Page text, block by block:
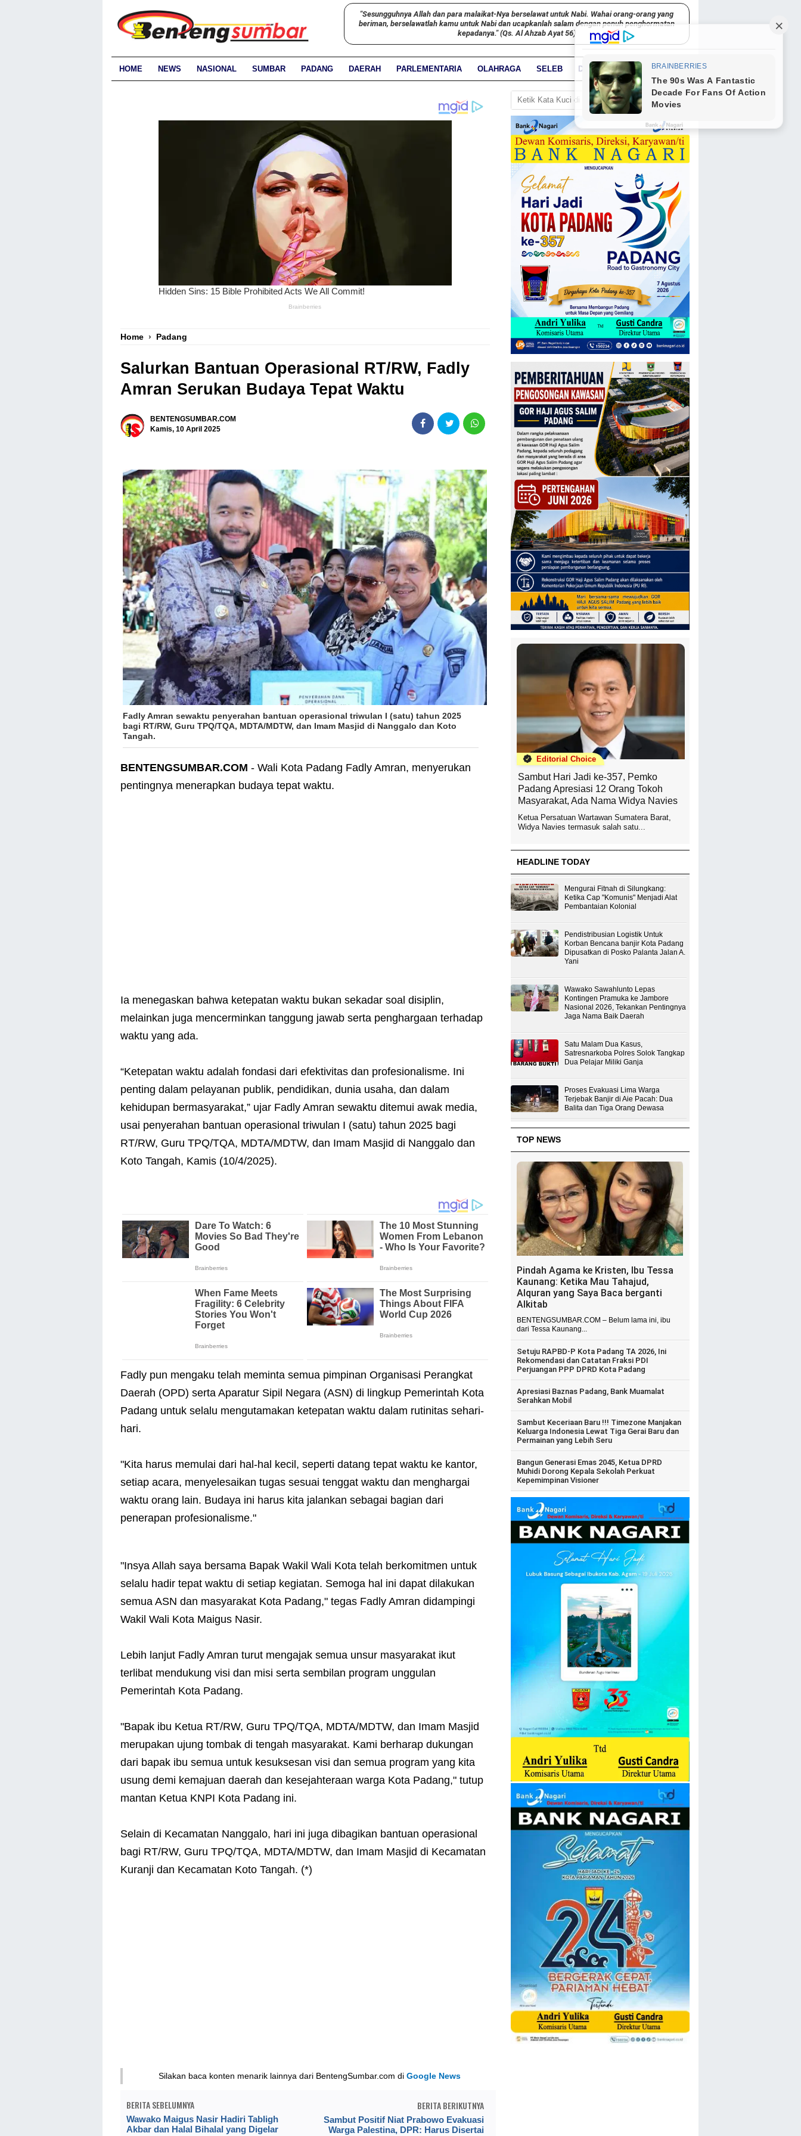
"Sesungguhnya Allah dan para malaikat-Nya berselawat untuk Nabi. Wahai orang-orang yang
beriman, berselawatlah kamu untuk Nabi dan ucapkanlah salam dengan penuh penghormatan
kepadanya." (Qs. Al Ahzab Ayat 56)
HOME NEWS NASIONAL SUMBAR PADANG DAERAH PARLEMENTARIA OLAHRAGA SELEB DUNIA PARIWARA
Home › Padang
Salurkan Bantuan Operasional RT/RW, Fadly
Amran Serukan Budaya Tepat Waktu
BENTENGSUMBAR.COM
Kamis, 10 April 2025
Fadly Amran sewaktu penyerahan bantuan operasional triwulan I (satu) tahun 2025
bagi RT/RW, Guru TPQ/TQA, MDTA/MDTW, dan Imam Masjid di Nanggalo dan Koto
Tangah.
BENTENGSUMBAR.COM - Wali Kota Padang Fadly Amran, menyerukan
pentingnya menerapkan budaya tepat waktu.
Ia menegaskan bahwa ketepatan waktu bukan sekadar soal disiplin,
melainkan juga mencerminkan tanggung jawab serta penghargaan terhadap
waktu yang ada.
“Ketepatan waktu adalah fondasi dari efektivitas dan profesionalisme. Ini
penting dalam pelayanan publik, pendidikan, dunia usaha, dan dalam
kehidupan bermasyarakat,” ujar Fadly Amran sewaktu ditemui awak media,
usai penyerahan bantuan operasional triwulan I (satu) tahun 2025 bagi
RT/RW, Guru TPQ/TQA, MDTA/MDTW, dan Imam Masjid di Nanggalo dan
Koto Tangah, Kamis (10/4/2025).
Fadly pun mengaku telah meminta semua pimpinan Organisasi Perangkat
Daerah (OPD) serta Aparatur Sipil Negara (ASN) di lingkup Pemerintah Kota
Padang untuk selalu mengutamakan ketepatan waktu dalam rutinitas sehari-
hari.
"Kita harus memulai dari hal-hal kecil, seperti datang tepat waktu ke kantor,
setiap acara, menyelesaikan tugas sesuai tenggat waktu dan menghargai
waktu orang lain. Budaya ini harus kita jalankan sebagai bagian dari
penerapan profesionalisme."
"Insya Allah saya bersama Bapak Wakil Wali Kota telah berkomitmen untuk
selalu hadir tepat waktu di setiap kegiatan. Semoga hal ini dapat dilakukan
semua ASN dan masyarakat Kota Padang," tegas Fadly Amran didampingi
Wakil Wali Kota Maigus Nasir.
Lebih lanjut Fadly Amran turut mengajak semua unsur masyarakat ikut
terlibat mendukung visi dan misi serta sembilan program unggulan
Pemerintah Kota Padang.
"Bapak ibu Ketua RT/RW, Guru TPQ/TQA, MDTA/MDTW, dan Imam Masjid
merupakan ujung tombak di tengah masyarakat. Kami berharap dukungan
dari bapak ibu semua untuk kesuksesan visi dan semua program yang kita
usung demi kemajuan daerah dan kesejahteraan warga Kota Padang," tutup
mantan Ketua KNPI Kota Padang ini.
Selain di Kecamatan Nanggalo, hari ini juga dibagikan bantuan operasional
bagi RT/RW, Guru TPQ/TQA, MDTA/MDTW, dan Imam Masjid di Kecamatan
Kuranji dan Kecamatan Koto Tangah. (*)
Silakan baca konten menarik lainnya dari BentengSumbar.com diGoogle News
BERITA SEBELUMNYA
Wawako Maigus Nasir Hadiri Tabligh
Akbar dan Halal Bihalal yang Digelar
BERITA BERIKUTNYA
Sambut Positif Niat Prabowo Evakuasi
Warga Palestina, DPR: Harus Disertai
GO
Editorial Choice
Sambut Hari Jadi ke-357, Pemko
Padang Apresiasi 12 Orang Tokoh
Masyarakat, Ada Nama Widya Navies
Ketua Persatuan Wartawan Sumatera Barat,
Widya Navies termasuk salah satu...
HEADLINE TODAY
Mengurai Fitnah di Silungkang:
Ketika Cap "Komunis" Menjadi Alat
Pembantaian Kolonial
Pendistribusian Logistik Untuk
Korban Bencana banjir Kota Padang
Dipusatkan di Posko Palanta Jalan A.
Yani
Wawako Sawahlunto Lepas
Kontingen Pramuka ke Jambore
Nasional 2026, Tekankan Pentingnya
Jaga Nama Baik Daerah
Satu Malam Dua Kasus,
Satresnarkoba Polres Solok Tangkap
Dua Pelajar Miliki Ganja
Proses Evakuasi Lima Warga
Terjebak Banjir di Aie Pacah: Dua
Balita dan Tiga Orang Dewasa
TOP NEWS
Pindah Agama ke Kristen, Ibu Tessa
Kaunang: Ketika Mau Tahajud,
Alquran yang Saya Baca berganti
Alkitab
BENTENGSUMBAR.COM – Belum lama ini, ibu
dari Tessa Kaunang...
Setuju RAPBD-P Kota Padang TA 2026, Ini
Rekomendasi dan Catatan Fraksi PDI
Perjuangan PPP DPRD Kota Padang
Apresiasi Baznas Padang, Bank Muamalat
Serahkan Mobil
Sambut Keceriaan Baru !!! Timezone Manjakan
Keluarga Indonesia Lewat Tiga Gerai Baru dan
Permainan yang Lebih Seru
Bangun Generasi Emas 2045, Ketua DPRD
Muhidi Dorong Kepala Sekolah Perkuat
Kepemimpinan Visioner